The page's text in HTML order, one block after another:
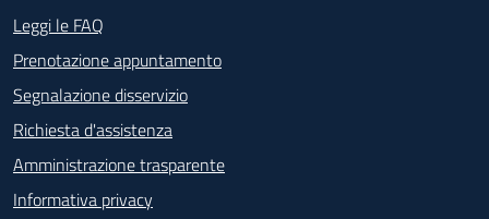
Footer - Contatti
Leggi le FAQ
Prenotazione appuntamento
Segnalazione disservizio
Richiesta d'assistenza
Amministrazione trasparente
Informativa privacy